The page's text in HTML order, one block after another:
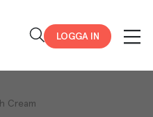
LOGGA IN
Cream